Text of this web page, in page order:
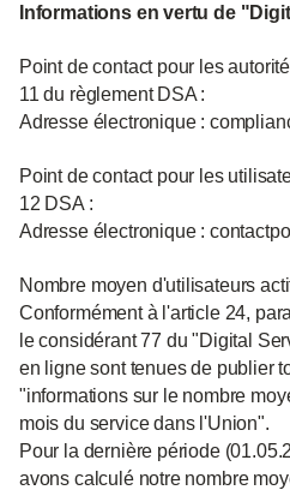
Informations en vertu de
Point de contact pour les
11 du règlement DSA :
Adresse électronique :
Point de contact pour les
12 DSA :
Adresse électronique :
Nombre moyen d'utilisateurs
Conformément à l'article 24,
le considérant 77 du "Digital
en ligne sont tenues de publier
"informations sur le nombre
mois du service dans l'Union".
Pour la dernière période
avons calculé notre nombre